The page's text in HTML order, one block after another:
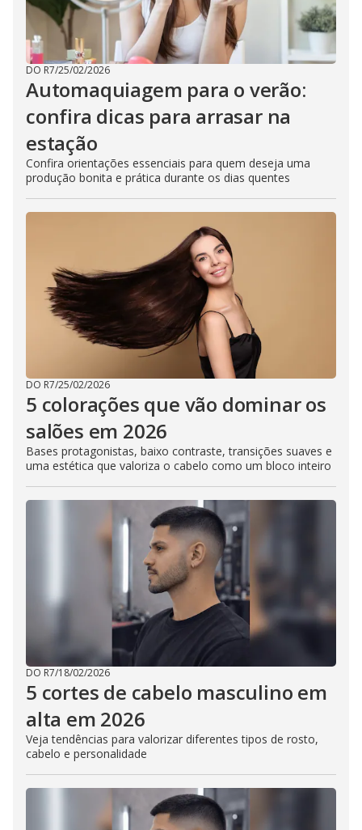
DO R7/25/02/2026
Automaquiagem para o verão:
confira dicas para arrasar na
estação
Confira orientações essenciais para quem deseja uma
produção bonita e prática durante os dias quentes
DO R7/25/02/2026
5 colorações que vão dominar os
salões em 2026
Bases protagonistas, baixo contraste, transições suaves e
uma estética que valoriza o cabelo como um bloco inteiro
DO R7/18/02/2026
5 cortes de cabelo masculino em
alta em 2026
Veja tendências para valorizar diferentes tipos de rosto,
cabelo e personalidade